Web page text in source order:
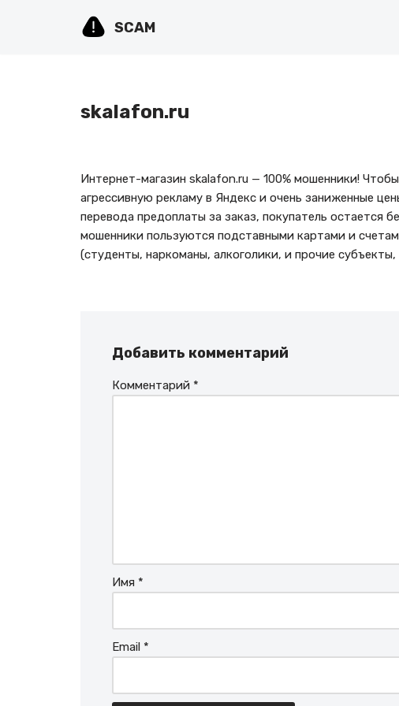
SCAM
skalafon.ru
Интернет-магазин skalafon.ru — 100% мошенники!
агрессивную рекламу в Яндекс и очень заниженные
перевода предоплаты за заказ, покупатель остается
мошенники пользуются подставными картами и
(студенты, наркоманы, алкоголики, и прочие
Добавить комментарий
Комментарий *
Имя *
Email *